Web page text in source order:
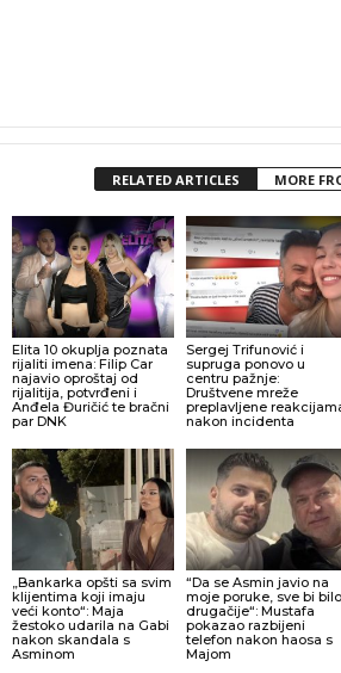
RELATED ARTICLES MORE
Elita 10 okuplja poznata
rijaliti imena: Filip Car
najavio oproštaj od
rijalitija, potvrđeni i
Anđela Đuričić te bračni
par DNK
Sergej Trifunović i
supruga ponovo u
centru pažnje:
Društvene mreže
preplavljene
nakon incidenta
„Bankarka opšti sa svim
klijentima koji imaju
veći konto“: Maja
žestoko udarila na Gabi
nakon skandala s
Asminom
“Da se Asmin javio na
moje poruke, sve bi bilo
drugačije“: Mustafa
pokazao razbijeni
telefon nakon haosa s
Majom